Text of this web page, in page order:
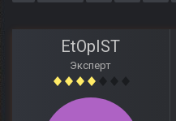
EtOpIST
Эксперт